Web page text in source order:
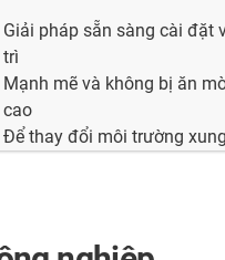
Giải pháp sẵn sàng cài đặt
trì
Mạnh mẽ và không bị ăn
cao
Để thay đổi môi trường